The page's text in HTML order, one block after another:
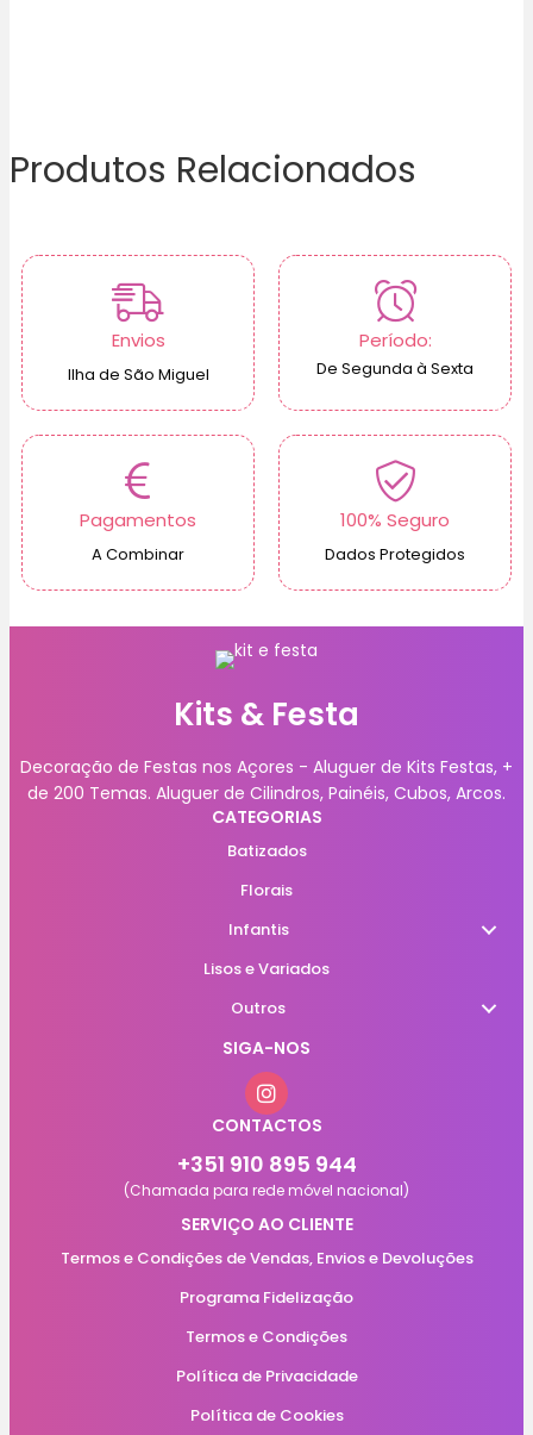
Produtos Relacionados
Envios
Ilha de São Miguel
Período:
De Segunda à Sexta
Pagamentos
A Combinar
100% Seguro
Dados Protegidos
Kits & Festa
Decoração de Festas nos Açores - Aluguer de Kits Festas, +
de 200 Temas. Aluguer de Cilindros, Painéis, Cubos, Arcos.
CATEGORIAS
Batizados
Florais
Infantis
Lisos e Variados
Outros
SIGA-NOS
CONTACTOS
+351 910 895 944
(Chamada para rede móvel nacional)
SERVIÇO AO CLIENTE
Termos e Condições de Vendas, Envios e Devoluções
Programa Fidelização
Termos e Condições
Política de Privacidade
Política de Cookies